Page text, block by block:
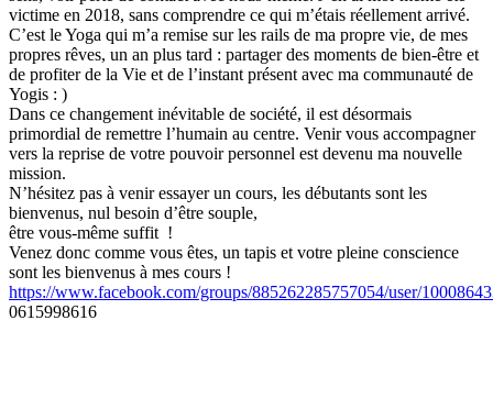
victime en 2018, sans comprendre ce qui m’étais réellement arrivé.
C’est le Yoga qui m’a remise sur les rails de ma propre vie, de mes
propres rêves, un an plus tard : partager des moments de bien-être et
de profiter de la Vie et de l’instant présent avec ma communauté de
Yogis : )
Dans ce changement inévitable de société, il est désormais
primordial de remettre l’humain au centre. Venir vous accompagner
vers la reprise de votre pouvoir personnel est devenu ma nouvelle
mission.
N’hésitez pas à venir essayer un cours, les débutants sont les
bienvenus, nul besoin d’être souple,
être vous-même suffit !
Venez donc comme vous êtes, un tapis et votre pleine conscience
sont les bienvenus à mes cours !
https://www.facebook.com/groups/885262285757054/user/
0615998616